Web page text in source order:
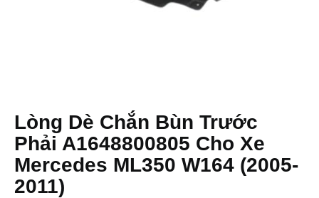
Lòng Dè Chắn Bùn Trước
Phải A1648800805 Cho Xe
Mercedes ML350 W164 (2005-
2011)